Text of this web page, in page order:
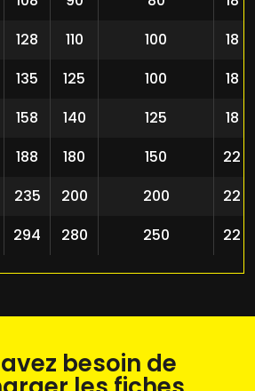
128 110 100
18
135 125 100
18
158 140 125
18
188 180 150
22
235 200 200
22
294 280 250 22
besoin de